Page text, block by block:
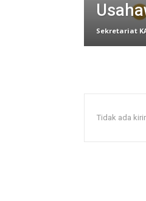
Sekretariat
Tidak ada